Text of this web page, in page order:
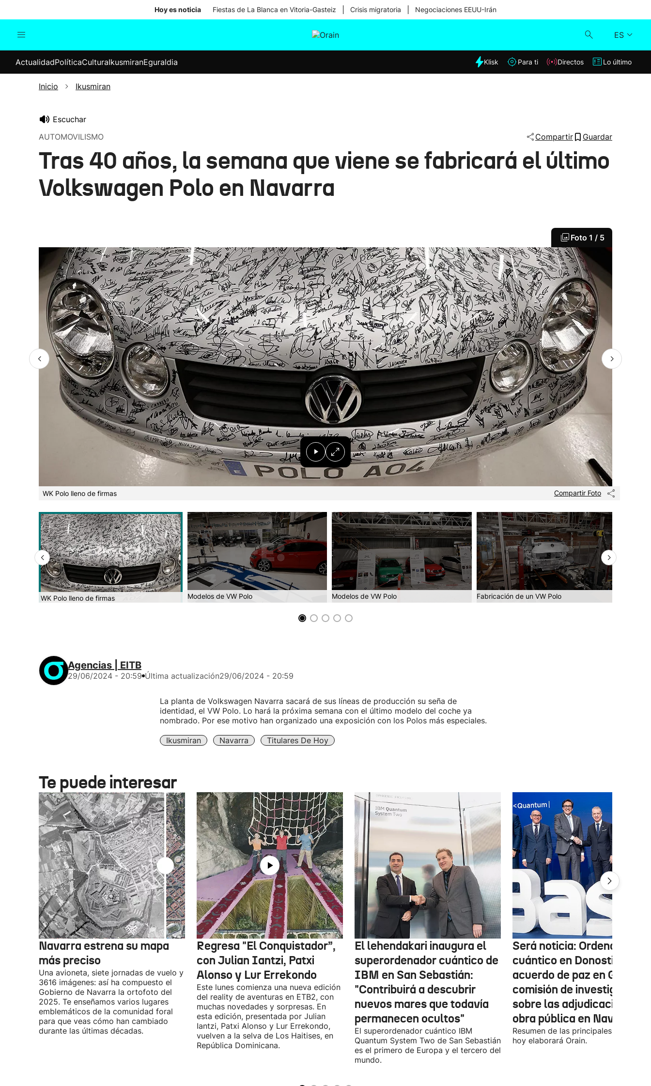
Hoy es noticia Fiestas de La Blanca en Vitoria-Gasteiz Crisis migratoria Negociaciones EEUU-Irán
ES
Internacional
Elecciones
Klisk
Lo último
ActualidadPolíticaCulturaIkusmiranEguraldia Klisk Para ti Directos Lo último
Inicio Ikusmiran
Escuchar
AUTOMOVILISMO
Compartir Guardar
Tras 40 años, la semana que viene se fabricará el último
Volkswagen Polo en Navarra
Foto 1 / 5
WK Polo lleno de firmas Compartir Foto
WK Polo lleno de firmas Modelos de VW Polo Modelos de VW Polo Fabricación de un VW Polo
Agencias | EITB
29/06/2024 - 20:59 Última actualización29/06/2024 - 20:59
La planta de Volkswagen Navarra sacará de sus líneas de producción su seña de
identidad, el VW Polo. Lo hará la próxima semana con el último modelo del coche ya
nombrado. Por ese motivo han organizado una exposición con los Polos más especiales.
Ikusmiran Navarra Titulares De Hoy
Te puede interesar
Navarra estrena su mapa
más preciso
Una avioneta, siete jornadas de vuelo y
3616 imágenes: así ha compuesto el
Gobierno de Navarra la ortofoto del
2025. Te enseñamos varios lugares
emblemáticos de la comunidad foral
para que veas cómo han cambiado
durante las últimas décadas.
Regresa "El Conquistador”,
con Julian Iantzi, Patxi
Alonso y Lur Errekondo
Este lunes comienza una nueva edición
del reality de aventuras en ETB2, con
muchas novedades y sorpresas. En
esta edición, presentada por Julian
Iantzi, Patxi Alonso y Lur Errekondo,
vuelven a la selva de Los Haitises, en
República Dominicana.
El lehendakari inaugura el
superordenador cuántico de
IBM en San Sebastián:
"Contribuirá a descubrir
nuevos mares que todavía
permanecen ocultos"
El superordenador cuántico IBM
Quantum System Two de San Sebastián
es el primero de Europa y el tercero del
mundo.
Será noticia: Ordenador
cuántico en Donostia,
acuerdo de paz en Gaza y
comisión de investigación
sobre las adjudicaciones
obra pública en Navarra
Resumen de las principales noticias
hoy elaborará Orain.